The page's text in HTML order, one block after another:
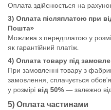
Оплата здійснюється на
3) Оплата післяплатою при
Пошта»
Можлива з передплатою у
як гарантійний платіж.
4) Оплата товару під
При замовленні товару з
замовлення, сплачується
у розмірі від 50% — залежно від
5) Оплата частинами